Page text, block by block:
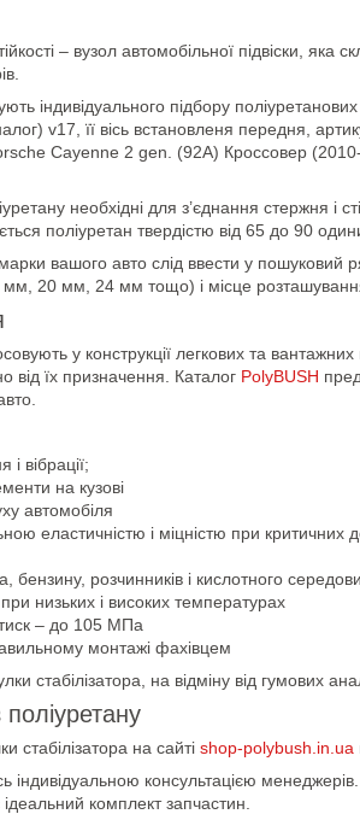
– вузол автомобільної підвіски,
індивідуального підбору
v17, її вісь встановленя передня,
Cayenne 2 gen. (92A) Кроссовер
необхідні для з’єднання стержня і
поліуретан твердістю від 65 до 90
вашого авто слід ввести у пошуковий
20 мм, 24 мм тощо) і місце розташування
у конструкції легкових та
від їх призначення. Каталог PolyBUSH
вібрації;
на кузові
автомобіля
еластичністю і міцністю при критичних
бензину, розчинників і кислотного
низьких і високих температурах
– до 105 МПа
монтажі фахівцем
стабілізатора, на відміну від
стабілізатора на сайті shop-polybush.in.ua
індивідуальною консультацією
комплект запчастин.